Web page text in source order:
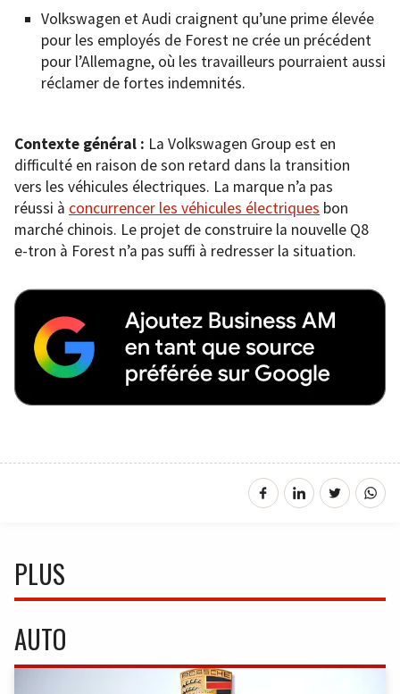
Volkswagen et Audi craignent qu’une prime élevée
pour les employés de Forest ne crée un précédent
pour l’Allemagne, où les travailleurs pourraient aussi
réclamer de fortes indemnités.
Contexte général : La Volkswagen Group est en
difficulté en raison de son retard dans la transition
vers les véhicules électriques. La marque n’a pas
réussi à concurrencer les véhicules électriques bon
marché chinois. Le projet de construire la nouvelle Q8
e-tron à Forest n’a pas suffi à redresser la situation.
PLUS
AUTO